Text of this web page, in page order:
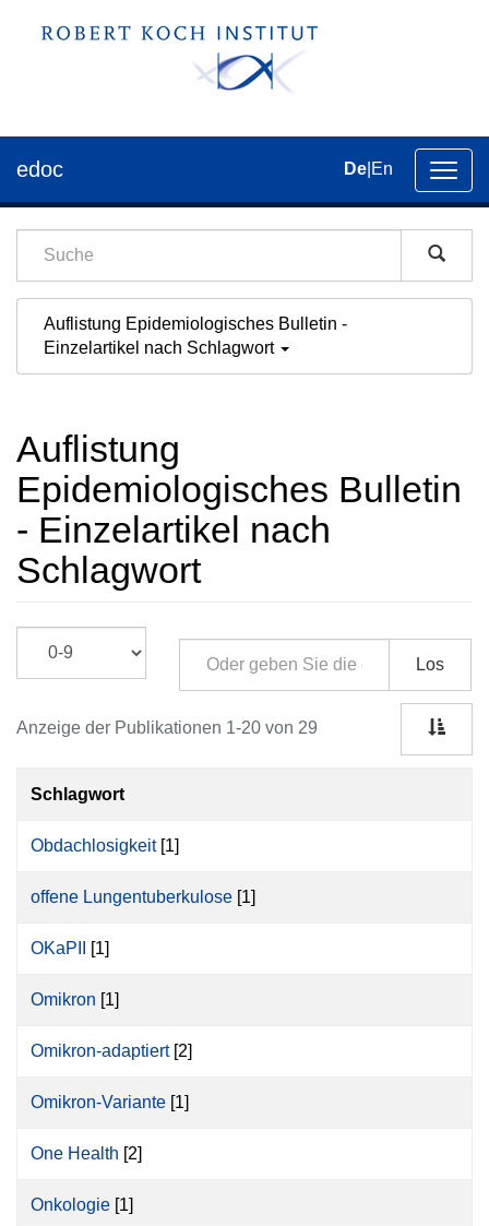
der
edoc De En
Auflistung Epidemiologisches Bulletin -
Einzelartikel nach Schlagwort
Auflistung
Epidemiologisches Bulletin
- Einzelartikel nach
Schlagwort
Los
Anzeige der Publikationen 1-20 von 29
Schlagwort
Obdachlosigkeit[1]
offene Lungentuberkulose [1]
OKaPII [1]
Omikron [1]
Omikron-adaptiert[2]
Omikron-Variante [1]
One Health [2]
Onkologie [1]